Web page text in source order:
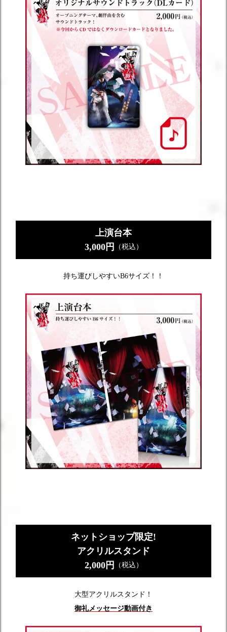
上演台本
3,000円
（税込）
持ち運びしやすいB6サイズ！！
ネットショップ限定!
アクリルスタンド
2,000円
（税込）
大型アクリルスタンド！
御礼メッセージ動画付き